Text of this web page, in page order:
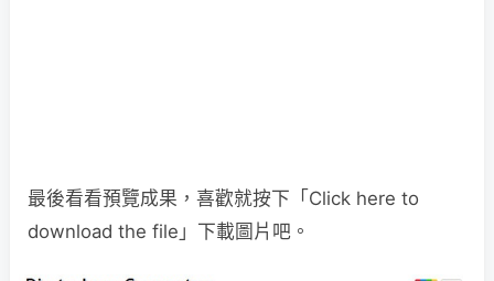
最後看看預覽成果，喜歡就按下「Click here to
download the file」下載圖片吧。